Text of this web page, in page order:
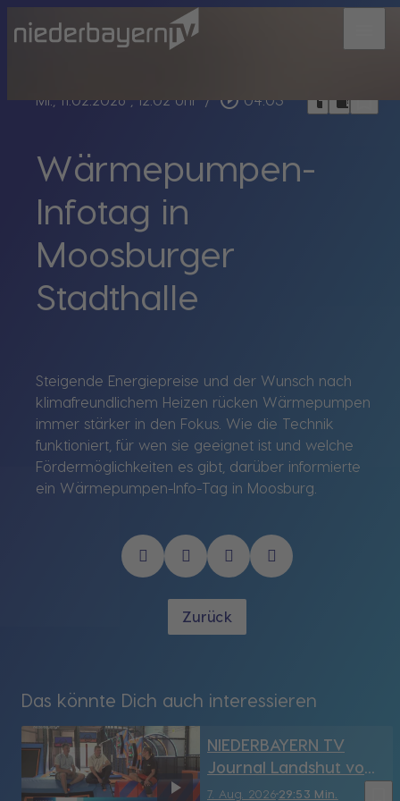
Mi., 11.02.2026, 12:02 Uhr / play_circle_outline 04:03 headphoneschrome_reader_modebookmark_border
Wärmepumpen-
Infotag in
Moosburger
Stadthalle
Steigende Energiepreise und der Wunsch nach
klimafreundlichem Heizen rücken Wärmepumpen
immer stärker in den Fokus. Wie die Technik
funktioniert, für wen sie geeignet ist und welche
Fördermöglichkeiten es gibt, darüber informierte
ein Wärmepumpen-Info-Tag in Moosburg.
Zurück
Das könnte Dich auch interessieren
7. Aug. 202629:53 Min.
NIEDERBAYERN TV
Journal Landshut vom
7.08.2026